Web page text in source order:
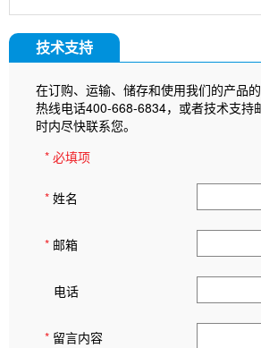
技术支持
在订购、运输、储存和使用我们的产品
热线电话400-668-6834，或者技术支持
时内尽快联系您。
* 必填项
* 姓名
* 邮箱
电话
* 留言内容